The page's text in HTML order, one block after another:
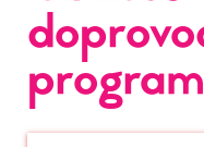
program